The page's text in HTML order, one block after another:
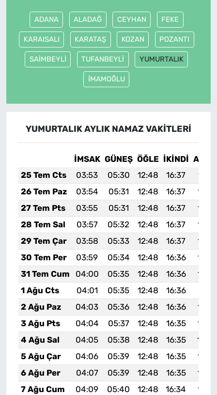
ADANA ALADAĞ CEYHAN FEKE
KARAISALI KARATAŞ KOZAN POZANTI
SAİMBEYLİ TUFANBEYLİ YUMURTALIK
İMAMOĞLU
YUMURTALIK AYLIK NAMAZ VAKITLERI
İMSAK GÜNEŞ ÖĞLE İKINDI
25 Tem Cts
03:53 05:30 12:48 16:37
19:57
26 Tem Paz
03:54 05:31 12:48 16:37
27 Tem Pts
03:55 05:31 12:48 16:37
28 Tem Sal
03:57 05:32 12:48 16:37
29 Tem Çar
03:58 05:33 12:48 16:37
30 Tem Per
03:59 05:34 12:48 16:36
31 Tem Cum
04:00 05:35 12:48 16:36
1 Ağu Cts
04:01 05:35 12:48 16:36
2 Ağu Paz
04:03 05:36 12:48 16:36
3 Ağu Pts
04:04 05:37 12:48 16:35
4 Ağu Sal
04:05 05:38 12:48 16:35
5 Ağu Çar
04:06 05:39 12:48 16:35
6 Ağu Per
04:07 05:39 12:48 16:35
7 Ağu Cum
04:09 05:40 12:48 16:34